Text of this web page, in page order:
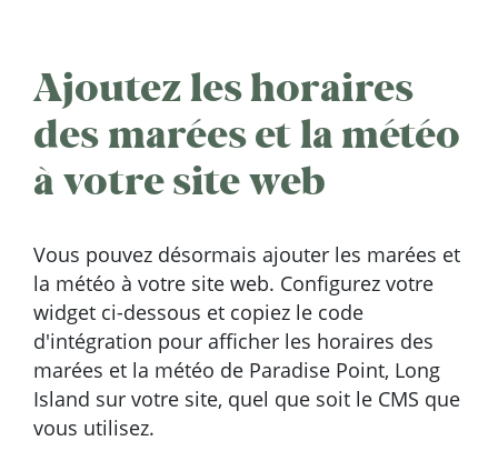
Ajoutez les horaires
des marées et la météo
à votre site web
Vous pouvez désormais ajouter les marées et
la météo à votre site web. Configurez votre
widget ci-dessous et copiez le code
d'intégration pour afficher les horaires des
marées et la météo de Paradise Point, Long
Island sur votre site, quel que soit le CMS que
vous utilisez.